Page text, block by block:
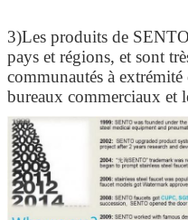
3)Les produits de
pays et régions, et sont
communautés à
bureaux commerciaux et